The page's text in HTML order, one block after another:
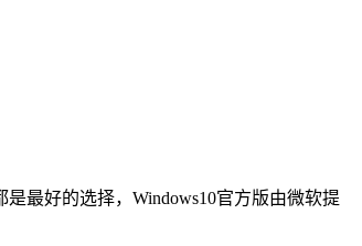
最好的选择，Windows10官方版由微软提